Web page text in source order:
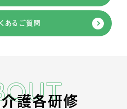
あるご質問
護各研修